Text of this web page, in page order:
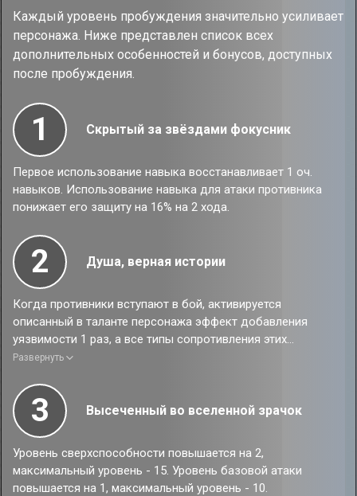
Каждый уровень пробуждения значительно усиливает
персонажа. Ниже представлен список всех
дополнительных особенностей и бонусов, доступных
после пробуждения.
1 Скрытый за звёздами фокусник
Первое использование навыка восстанавливает 1 оч.
навыков. Использование навыка для атаки противника
понижает его защиту на 16% на 2 хода.
2 Душа, верная истории
Когда противники вступают в бой, активируется
описанный в таланте персонажа эффект добавления
уязвимости 1 раз, а все типы сопротивления этих
противников понижаются на 20%.
Развернуть
3 Высеченный во вселенной зрачок
Уровень сверхспособности повышается на 2,
максимальный уровень - 15. Уровень базовой атаки
повышается на 1, максимальный уровень - 10.